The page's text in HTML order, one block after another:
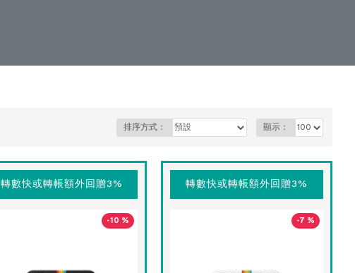
排序方式： 顯示：
轉數快或轉帳額外回贈3%
-10 %
轉數快或轉帳額外回贈3%
-7 %